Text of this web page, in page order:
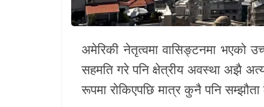
अमेरिकी नेतृत्वमा वासिङ्टनमा भएको
सहमति गरे पनि क्षेत्रीय अवस्था अझै
रूपमा रोकिएपछि मात्र कुनै पनि